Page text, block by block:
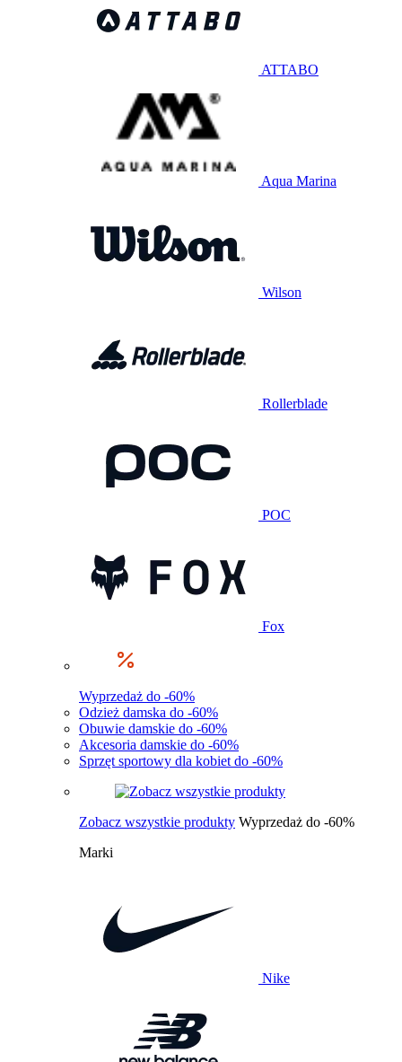
ATTABO
Aqua Marina
Wilson
Rollerblade
POC
Fox
Wyprzedaż do -60%
Odzież damska do -60%
Obuwie damskie do -60%
Akcesoria damskie do -60%
Sprzęt sportowy dla kobiet do -60%
Zobacz wszystkie produkty Wyprzedaż do -60%
Marki
Nike